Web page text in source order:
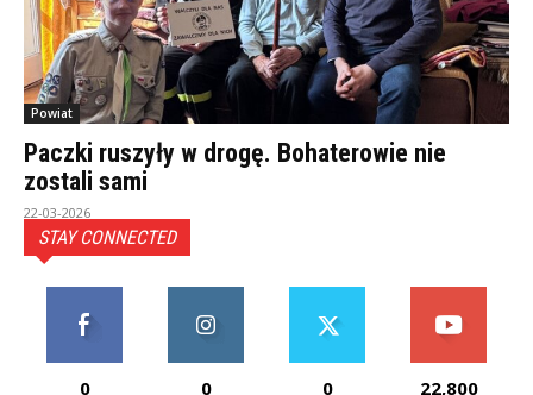
Powiat
Paczki ruszyły w drogę. Bohaterowie nie
zostali sami
22-03-2026
STAY CONNECTED
0 0 0 22,800